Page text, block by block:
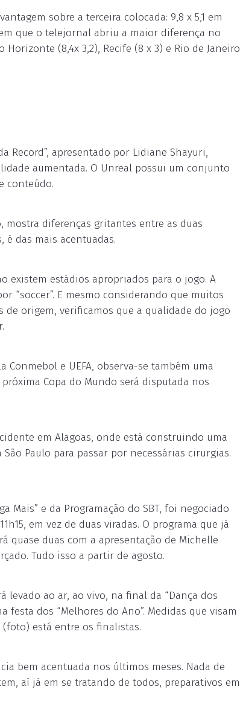
sobre a terceira colocada: 9,8 x 5,1 em
em que o telejornal abriu a maior diferença no
(8,4x 3,2), Recife (8 x 3) e Rio de Janeiro
Record”, apresentado por Lidiane Shayuri,
aumentada. O Unreal possui um conjunto
conteúdo.
mostra diferenças gritantes entre as duas
é das mais acentuadas.
existem estádios apropriados para o jogo. A
“soccer”. E mesmo considerando que muitos
de origem, verificamos que a qualidade do jogo
e UEFA, observa-se também uma
Copa do Mundo será disputada nos
em Alagoas, onde está construindo uma
Paulo para passar por necessárias cirurgias.
Mais” e da Programação do SBT, foi negociado
em vez de duas viradas. O programa que já
quase duas com a apresentação de Michelle
Tudo isso a partir de agosto.
levado ao ar, ao vivo, na final da “Dança dos
festa dos “Melhores do Ano”. Medidas que visam
(foto) está entre os finalistas.
bem acentuada nos últimos meses. Nada de
aí já em se tratando de todos, preparativos em